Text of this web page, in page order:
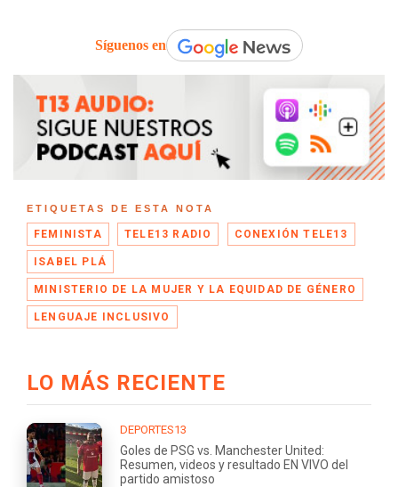
Síguenos en
ETIQUETAS DE ESTA NOTA
FEMINISTA TELE13 RADIO CONEXIÓN TELE13
ISABEL PLÁ
MINISTERIO DE LA MUJER Y LA EQUIDAD DE GÉNERO
LENGUAJE INCLUSIVO
LO MÁS RECIENTE
DEPORTES13
Goles de PSG vs. Manchester United:
Resumen, videos y resultado EN VIVO del
partido amistoso